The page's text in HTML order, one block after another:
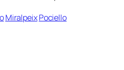
MiralpeixPociello